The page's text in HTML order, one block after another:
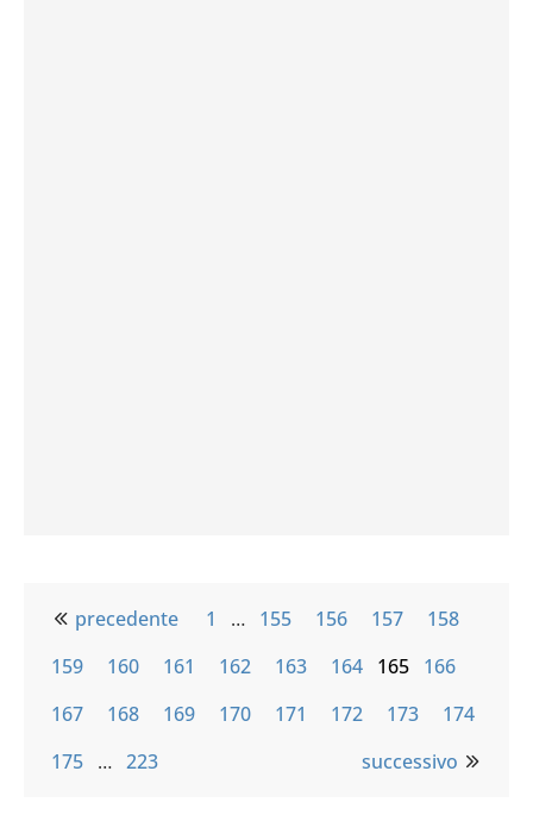
precedente 1 … 155 156 157
158
159
160 161 162 163 164 165 166
167
168 169 170 171 172 173
174
175 … 223 successivo